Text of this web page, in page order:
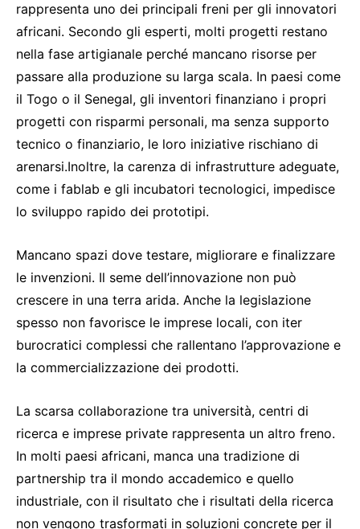
rappresenta uno dei principali freni per gli innovatori
africani. Secondo gli esperti, molti progetti restano
nella fase artigianale perché mancano risorse per
passare alla produzione su larga scala. In paesi come
il Togo o il Senegal, gli inventori finanziano i propri
progetti con risparmi personali, ma senza supporto
tecnico o finanziario, le loro iniziative rischiano di
arenarsi.Inoltre, la carenza di infrastrutture adeguate,
come i fablab e gli incubatori tecnologici, impedisce
lo sviluppo rapido dei prototipi.
Mancano spazi dove testare, migliorare e finalizzare
le invenzioni. Il seme dell’innovazione non può
crescere in una terra arida. Anche la legislazione
spesso non favorisce le imprese locali, con iter
burocratici complessi che rallentano l’approvazione e
la commercializzazione dei prodotti.
La scarsa collaborazione tra università, centri di
ricerca e imprese private rappresenta un altro freno.
In molti paesi africani, manca una tradizione di
partnership tra il mondo accademico e quello
industriale, con il risultato che i risultati della ricerca
non vengono trasformati in soluzioni concrete per il